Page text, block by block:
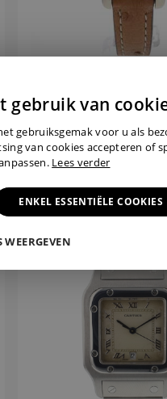
€ 7.500,-
gebruik van
gebruiksgemak voor u als
van cookies accepteren of
Lees verder
ENKEL ESSENTIËLE COOKIES
WEERGEVEN